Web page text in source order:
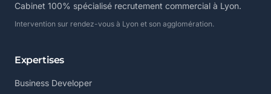
Cabinet 100% spécialisé recrutement commercial à Lyon.
Intervention sur rendez-vous à Lyon et son agglomération.
Expertises
Business Developer